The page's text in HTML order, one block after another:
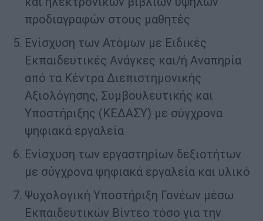
προδιαγραφών στους μαθητές
Ενίσχυση των Ατόμων με Ειδικές
Εκπαιδευτικές Ανάγκες και/ή Αναπηρία
από τα Κέντρα Διεπιστημονικής
Αξιολόγησης, Συμβουλευτικής και
Υποστήριξης (ΚΕΔΑΣΥ) με σύγχρονα
ψηφιακά εργαλεία
Ενίσχυση των εργαστηρίων δεξιοτήτων
με σύγχρονα ψηφιακά εργαλεία και υλικό
Ψυχολογική Υποστήριξη Γονέων μέσω
Εκπαιδευτικών Βίντεο τόσο για την